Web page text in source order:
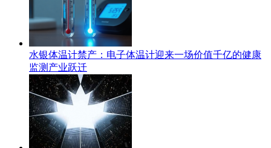
水银体温计禁产：电子体温计迎来一场价值千亿的健康
监测产业跃迁